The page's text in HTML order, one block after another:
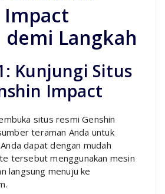
Impact
demi Langkah
Kunjungi Situs
Impact
situs resmi Genshin
teraman Anda untuk
dapat dengan mudah
tersebut menggunakan mesin
langsung menuju ke